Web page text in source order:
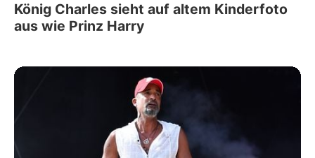
König Charles sieht auf altem Kinderfoto
aus wie Prinz Harry